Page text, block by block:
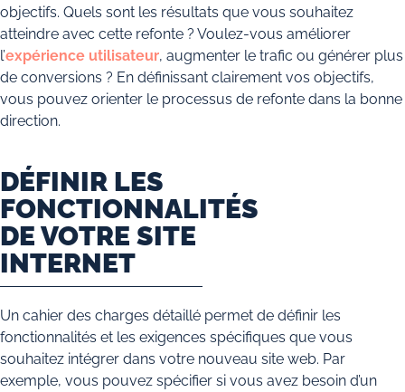
objectifs. Quels sont les résultats que vous souhaitez
atteindre avec cette refonte ? Voulez-vous améliorer
l’expérience utilisateur, augmenter le trafic ou générer plus
de conversions ? En définissant clairement vos objectifs,
vous pouvez orienter le processus de refonte dans la bonne
direction.
DÉFINIR LES
FONCTIONNALITÉS
DE VOTRE SITE
INTERNET
Un cahier des charges détaillé permet de définir les
fonctionnalités et les exigences spécifiques que vous
souhaitez intégrer dans votre nouveau site web. Par
exemple, vous pouvez spécifier si vous avez besoin d’un